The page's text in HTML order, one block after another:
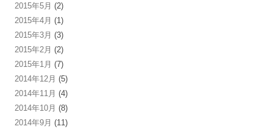
2015年5月 (2)
2015年4月 (1)
2015年3月 (3)
2015年2月 (2)
2015年1月 (7)
2014年12月 (5)
2014年11月 (4)
2014年10月 (8)
2014年9月 (11)